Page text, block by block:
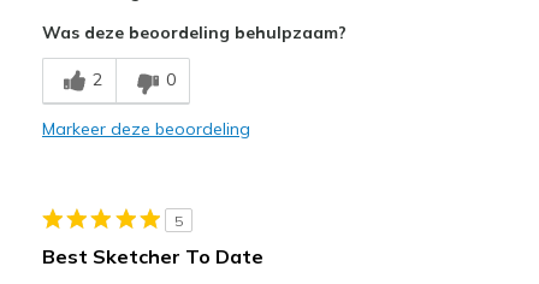
Breathe Well
Comfortable
Was deze beoordeling behulpzaam?
2 0
Markeer deze beoordeling
5
Best Sketcher To Date